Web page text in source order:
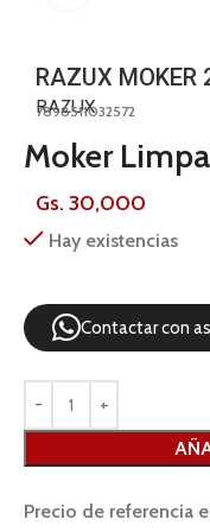
RAZUX MOKER
RAZUX
7898511032572
Moker
Gs. 30,000
Hay existencias
Contactar con
Precio de referencia